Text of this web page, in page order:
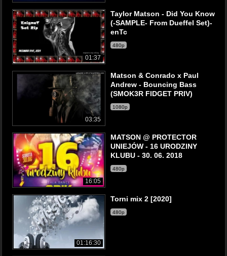
01:37
Taylor Matson - Did You Know
(-SAMPLE- From Dueffel Set)-
enTc
480p
03:35
Matson & Conrado x Paul
Andrew - Bouncing Bass
(SMOK3R FIDGET PRIV)
1080p
16:05
MATSON @ PROTECTOR
UNIEJÓW - 16 URODZINY
KLUBU - 30. 06. 2018
480p
01:16:30
Torni mix 2 [2020]
480p